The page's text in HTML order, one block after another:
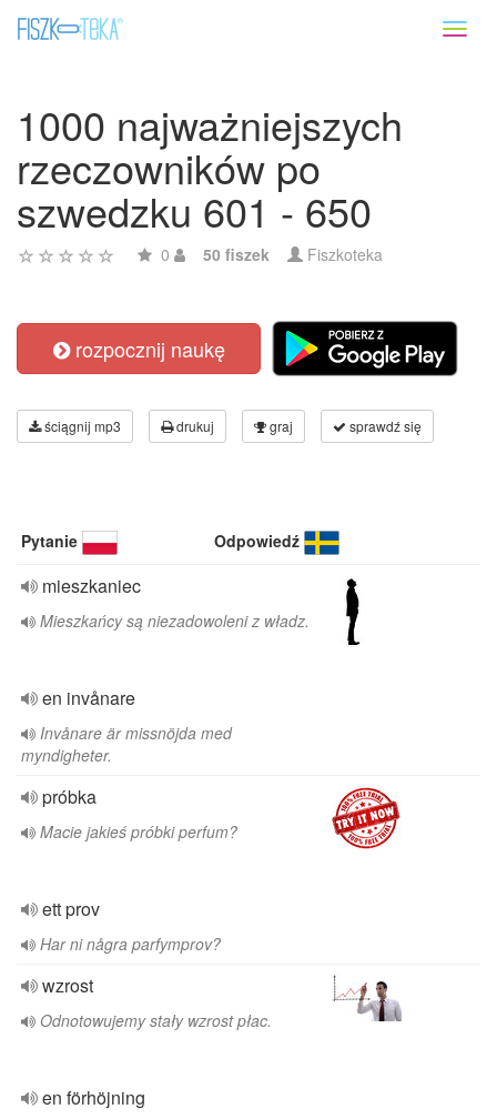
1000 najważniejszych
rzeczowników po
szwedzku 601 - 650
0 50 fiszek Fiszkoteka
rozpocznij naukę
ściągnij mp3 drukuj graj sprawdź się
Pytanie Odpowiedź
mieszkaniec
Mieszkańcy są niezadowoleni z władz.
en invånare
Invånare är missnöjda med
myndigheter.
próbka
Macie jakieś próbki perfum?
ett prov
Har ni några parfymprov?
wzrost
Odnotowujemy stały wzrost płac.
en förhöjning